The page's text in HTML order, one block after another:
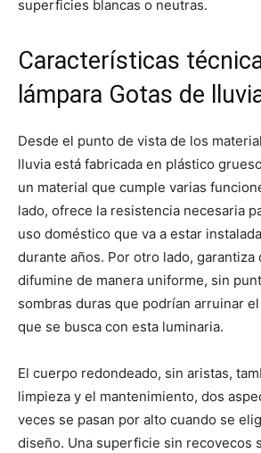
superficies blancas o neutras.
Características
lámpara Gotas de
Desde el punto de vista de los
lluvia está fabricada en plástico
un material que cumple varias
lado, ofrece la resistencia necesaria
uso doméstico que va a estar
durante años. Por otro lado, garantiza
difumine de manera uniforme, sin
sombras duras que podrían arruinar
que se busca con esta luminaria.
El cuerpo redondeado, sin aristas,
limpieza y el mantenimiento, dos
veces se pasan por alto cuando se
diseño. Una superficie sin recovecos